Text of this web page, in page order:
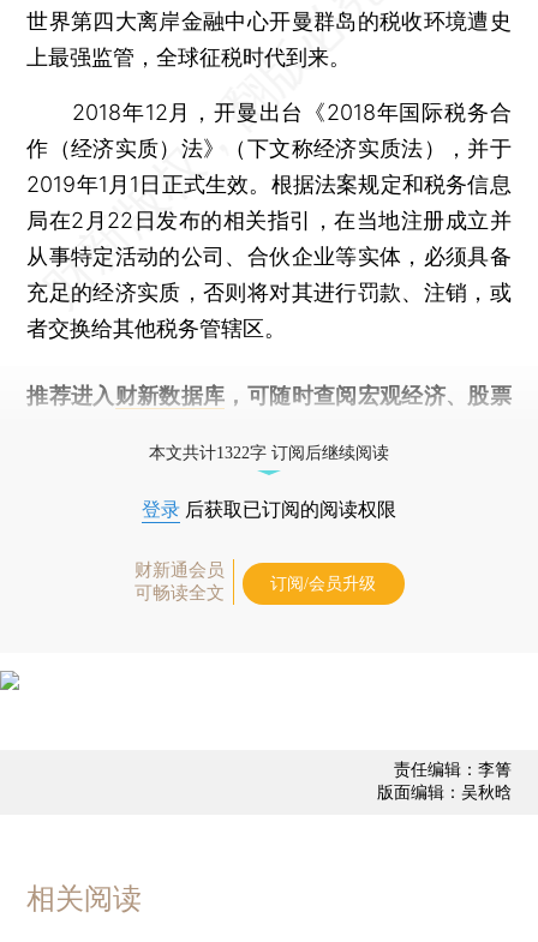
世界第四大离岸金融中心开曼群岛的税收环境遭史
上最强监管，全球征税时代到来。
2018年12月，开曼出台《2018年国际税务合
作（经济实质）法》（下文称经济实质法），并于
2019年1月1日正式生效。根据法案规定和税务信息
局在2月22日发布的相关指引，在当地注册成立并
从事特定活动的公司、合伙企业等实体，必须具备
充足的经济实质，否则将对其进行罚款、注销，或
者交换给其他税务管辖区。
推荐进入 财新数据库 ，可随时查阅宏观经济、股票
本文共计1322字 订阅后继续阅读
登录 后获取已订阅的阅读权限
财新通会员
可畅读全文
订阅/会员升级
责任编辑：李箐
版面编辑：吴秋晗
相关阅读